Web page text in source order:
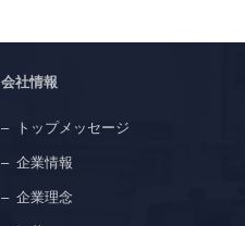
会社情報
トップメッセージ
企業情報
企業理念